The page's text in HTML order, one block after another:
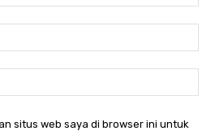
situs web saya di browser ini untuk